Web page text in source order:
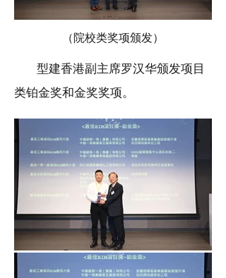
（院校类奖项颁发）
型建香港副主席罗汉华颁发项目
类铂金奖和金奖奖项。